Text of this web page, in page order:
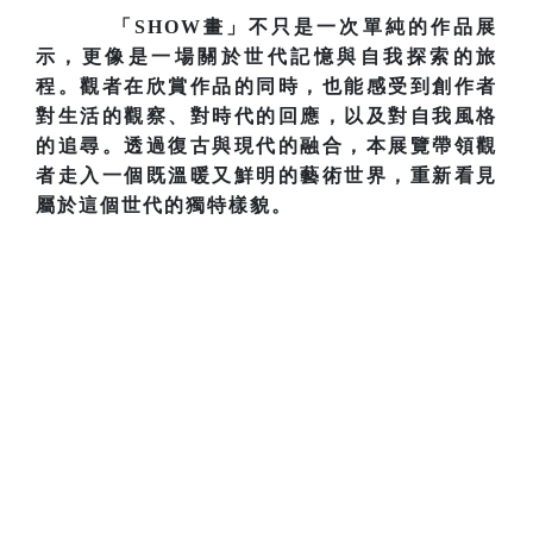
「SHOW畫」不只是一次單純的作品展
示，更像是一場關於世代記憶與自我探索的旅
程。 觀者在欣賞作品的同時，也能感受到創作者
對生活的觀察、對時代的回應，以及對自我風格
的追尋。 透過復古與現代的融合，本展覽帶領觀
者走入一個既溫暖又鮮明的藝術世界，重新看見
屬於這個世代的獨特樣貌。